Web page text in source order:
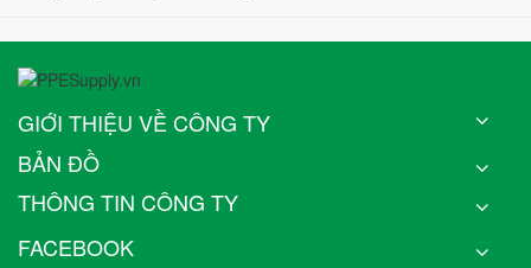
GIỚI THIỆU VỀ CÔNG TY
BẢN ĐỒ
THÔNG TIN CÔNG TY
FACEBOOK